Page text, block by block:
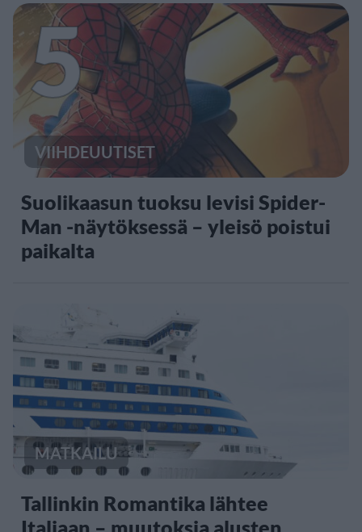
5
VIIHDEUUTISET
Suolikaasun tuoksu levisi Spider-
Man -näytöksessä – yleisö poistui
paikalta
MATKAILU
Tallinkin Romantika lähtee
Italiaan – muutoksia alusten